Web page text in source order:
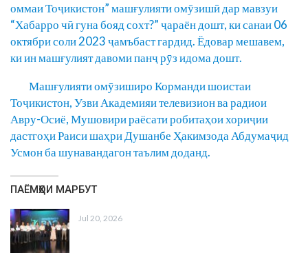
оммаи Тоҷикистон” машғулияти омӯзишӣ дар мавзуи
“Хабарро чӣ гуна бояд сохт?” ҷараён дошт, ки санаи 06
октябри соли 2023 ҷамъбаст гардид. Ёдовар мешавем,
ки ин машғулият давоми панҷ рӯз идома дошт.
Машғулияти омӯзиширо Корманди шоистаи
Тоҷикистон, Узви Академияи телевизион ва радиои
Авру-Осиё, Мушовири раёсати робитаҳои хориҷии
дастгоҳи Раиси шаҳри Душанбе Ҳакимзода Абдумаҷид
Усмон ба шунавандагон таълим доданд.
ПАЁМҲОИ МАРБУТ
Jul 20, 2026